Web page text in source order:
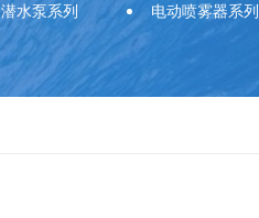
潜水泵系列 电动喷雾器系列